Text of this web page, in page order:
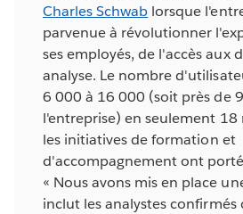
Charles Schwab lorsque
parvenue à révolutionner
ses employés, de l'accès aux
analyse. Le nombre
6 000 à 16 000 (soit près de
l'entreprise) en seulement 18
les initiatives de formation et
d'accompagnement ont
« Nous avons mis en place
inclut les analystes confirmés